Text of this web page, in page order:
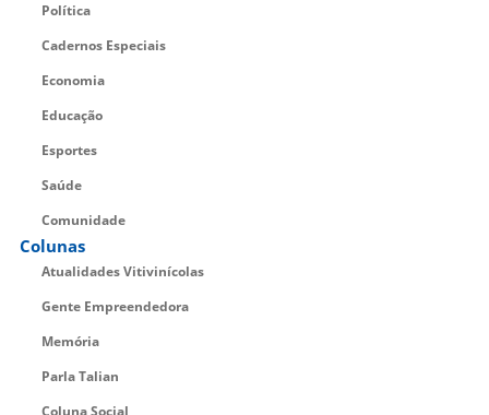
Política
Cadernos Especiais
Economia
Educação
Esportes
Saúde
Comunidade
Colunas
Atualidades Vitivinícolas
Gente Empreendedora
Memória
Parla Talian